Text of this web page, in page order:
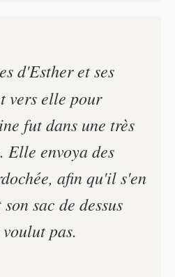
d'Esther et ses
vers elle pour
fut dans une très
Elle envoya des
afin qu'il s'en
sac de dessus
pas.